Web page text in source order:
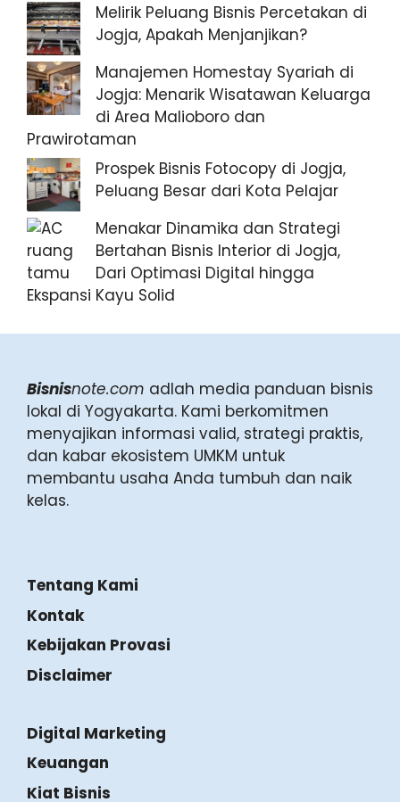
Melirik Peluang Bisnis Percetakan di
Jogja, Apakah Menjanjikan?
Manajemen Homestay Syariah di
Jogja: Menarik Wisatawan Keluarga
di Area Malioboro dan
Prawirotaman
Prospek Bisnis Fotocopy di Jogja,
Peluang Besar dari Kota Pelajar
Menakar Dinamika dan Strategi
Bertahan Bisnis Interior di Jogja,
Dari Optimasi Digital hingga
Ekspansi Kayu Solid
Bisnisnote.com adlah media panduan bisnis
lokal di Yogyakarta. Kami berkomitmen
menyajikan informasi valid, strategi praktis,
dan kabar ekosistem UMKM untuk
membantu usaha Anda tumbuh dan naik
kelas.
Tentang Kami
Kontak
Kebijakan Provasi
Disclaimer
Digital Marketing
Keuangan
Kiat Bisnis